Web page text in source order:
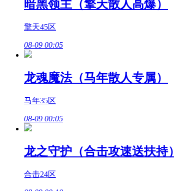
暗黑领主（擎天散人高爆）
擎天45区
08-09 00:05
龙魂魔法（马年散人专属）
马年35区
08-09 00:05
龙之守护（合击攻速送扶持）
合击24区